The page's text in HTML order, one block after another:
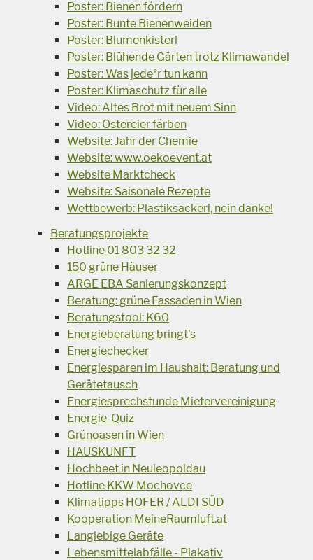
Poster: Bienen fördern
Poster: Bunte Bienenweiden
Poster: Blumenkisterl
Poster: Blühende Gärten trotz Klimawandel
Poster: Was jede*r tun kann
Poster: Klimaschutz für alle
Video: Altes Brot mit neuem Sinn
Video: Ostereier färben
Website: Jahr der Chemie
Website: www.oekoevent.at
Website Marktcheck
Website: Saisonale Rezepte
Wettbewerb: Plastiksackerl, nein danke!
Beratungsprojekte
Hotline 01 803 32 32
150 grüne Häuser
ARGE EBA Sanierungskonzept
Beratung: grüne Fassaden in Wien
Beratungstool: K60
Energieberatung bringt's
Energiechecker
Energiesparen im Haushalt: Beratung und
Gerätetausch
Energiesprechstunde Mietervereinigung
Energie-Quiz
Grünoasen in Wien
HAUSKUNFT
Hochbeet in Neuleopoldau
Hotline KKW Mochovce
Klimatipps HOFER / ALDI SÜD
Kooperation MeineRaumluft.at
Langlebige Geräte
Lebensmittelabfälle - Plakativ